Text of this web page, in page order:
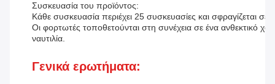
Συσκευασία του προϊόντος:
Κάθε συσκευασία περιέχει 25 συσκευασίες και σφραγίζεται σε
Οι φορτωτές τοποθετούνται στη συνέχεια σε ένα ανθεκτικό
ναυτιλία.
Γενικά ερωτήματα: